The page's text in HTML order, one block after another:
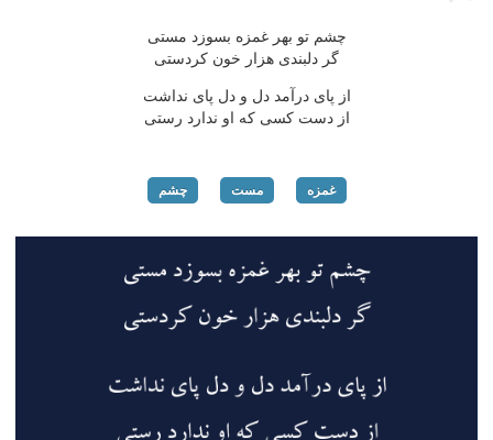
چشم تو بهر غمزه بسوزد مستی
گر دلبندی هزار خون کردستی
از پای درآمد دل و دل پای نداشت
از دست کسی که او ندارد رستی
غمزه مست چشم